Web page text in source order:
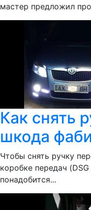
мастер предложил
Как снять
шкода
Чтобы снять ручку
коробке передач
понадобится...